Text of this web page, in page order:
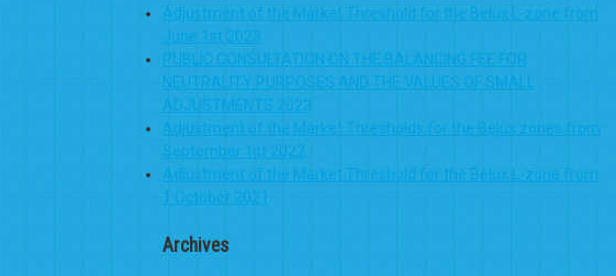
Adjustment of the Market Threshold for the Belux L-zone from
June 1st 2023
PUBLIC CONSULTATION ON THE BALANCING FEE FOR
NEUTRALITY PURPOSES AND THE VALUES OF SMALL
ADJUSTMENTS 2023
Adjustment of the Market Thresholds for the Belux zones from
September 1st 2022
Adjustment of the Market Threshold for the Belux L-zone from
1 October 2021
Archives